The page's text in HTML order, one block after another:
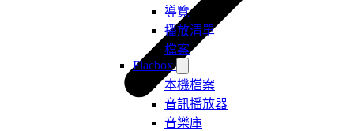
導覽
播放清單
檔案
Flacbox
本機檔案
音訊播放器
音樂庫